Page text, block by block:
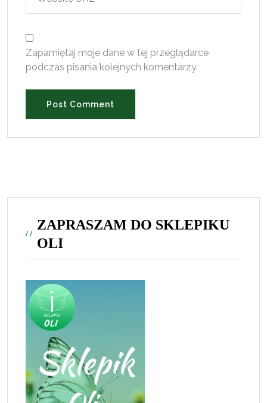
Zapamiętaj moje dane w tej przeglądarce
podczas pisania kolejnych komentarzy.
ZAPRASZAM DO SKLEPIKU
OLI